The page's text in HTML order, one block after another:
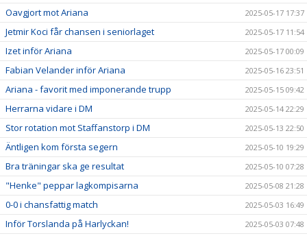
Oavgjort mot Ariana 2025-05-17 17:37
Jetmir Koci får chansen i seniorlaget 2025-05-17 11:54
Izet inför Ariana 2025-05-17 00:09
Fabian Velander inför Ariana 2025-05-16 23:51
Ariana - favorit med imponerande trupp 2025-05-15 09:42
Herrarna vidare i DM 2025-05-14 22:29
Stor rotation mot Staffanstorp i DM 2025-05-13 22:50
Äntligen kom första segern 2025-05-10 19:29
Bra träningar ska ge resultat 2025-05-10 07:28
"Henke" peppar lagkompisarna 2025-05-08 21:28
0-0 i chansfattig match 2025-05-03 16:49
Inför Torslanda på Harlyckan! 2025-05-03 07:48